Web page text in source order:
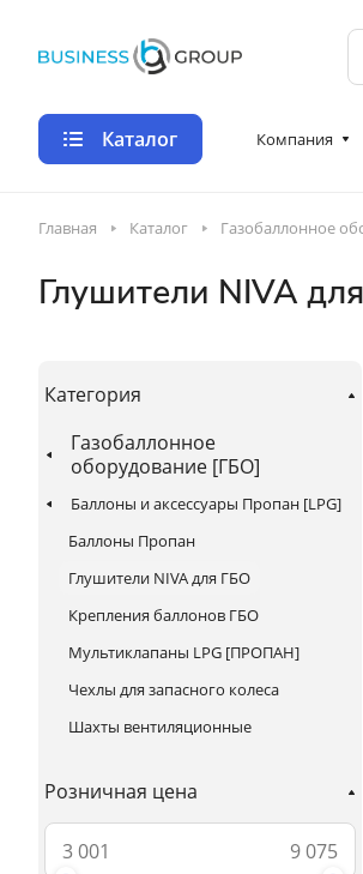
Каталог Компания
Главная Каталог Газобаллонное
Глушители NIVA
Категория
Газобаллонное
оборудование [ГБО]
Баллоны и аксессуары Пропан [LPG]
Баллоны Пропан
Глушители NIVA для ГБО
Крепления баллонов ГБО
Мультиклапаны LPG [ПРОПАН]
Чехлы для запасного колеса
Шахты вентиляционные
Розничная цена